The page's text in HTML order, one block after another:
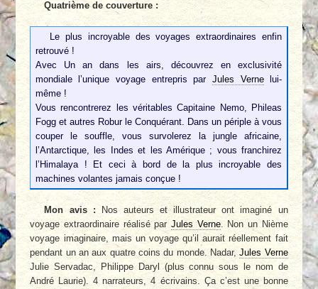
Quatrième de couverture :
Le plus incroyable des voyages extraordinaires enfin
retrouvé !
Avec Un an dans les airs, découvrez en exclusivité
mondiale l’unique voyage entrepris par Jules Vernelui-
même !
Vous rencontrerez les véritables Capitaine Nemo, Phileas
Fogg et autres Robur le Conquérant. Dans un périple à vous
couper le souffle, vous survolerez la jungle africaine,
l’Antarctique, les Indes et les Amérique ; vous franchirez
l’Himalaya ! Et ceci à bord de la plus incroyable des
machines volantes jamais conçue !
Mon avis :Nos auteurs et illustrateur ont imaginé un
voyage extraordinaire réalisé parJules Verne. Non un Nième
voyage imaginaire, mais un voyage qu’il aurait réellement fait
pendant un an aux quatre coins du monde. Nadar,Jules Verne
Julie Servadac, Philippe Daryl (plus connu sous le nom de
André Laurie). 4 narrateurs, 4 écrivains. Ça c’est une bonne